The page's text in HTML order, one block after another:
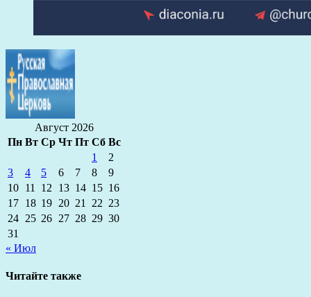
Август 2026
Пн Вт Ср Чт Пт Сб Вс
1
2
3
4 5 6 7 8
9
10 11 12 13 14 15 16
17 18 19 20 21 22 23
24 25 26 27 28 29 30
31
« Июл
Читайте также